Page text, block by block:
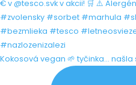
Kokosová vegan 🌱 tyčinka... našla